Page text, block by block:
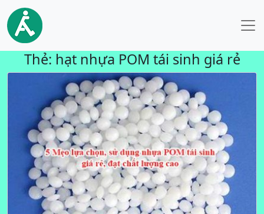
Thẻ: hạt nhựa POM tái sinh giá rẻ